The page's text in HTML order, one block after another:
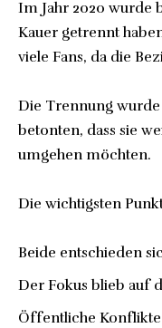
Im Jahr 2020 wurde
Kauer getrennt
viele Fans, da die
Die Trennung
betonten, dass sie
umgehen möchten.
Die wichtigsten
Beide entschieden
Der Fokus blieb auf
Öffentliche